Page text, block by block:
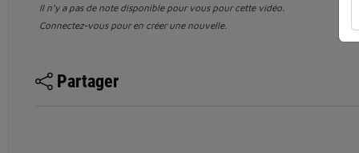
Il n’y a pas de note disponible pour vous pour cette vidéo.
Connectez-vous pour en créer une nouvelle.
Partager